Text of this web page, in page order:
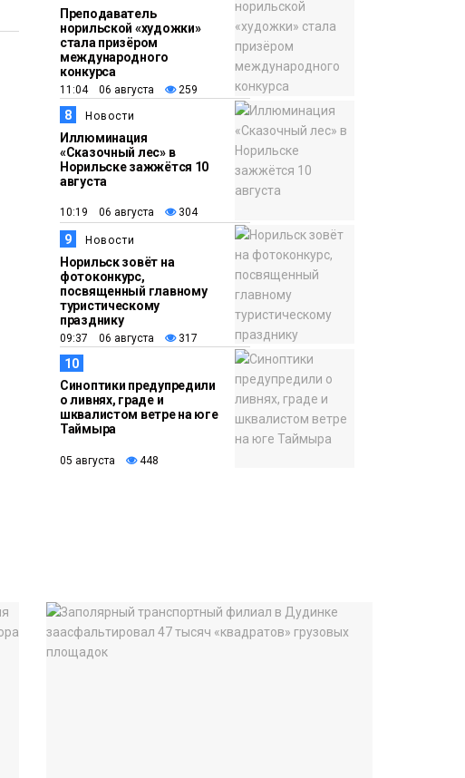
Преподаватель
норильской «художки»
стала призёром
международного
конкурса
11:04 06 августа 259
8 Новости
Иллюминация
«Сказочный лес» в
Норильске зажжётся 10
августа
10:19 06 августа 304
9 Новости
Норильск зовёт на
фотоконкурс,
посвященный главному
туристическому
празднику
09:37 06 августа 317
10
Синоптики предупредили
о ливнях, граде и
шквалистом ветре на юге
Таймыра
05 августа 448